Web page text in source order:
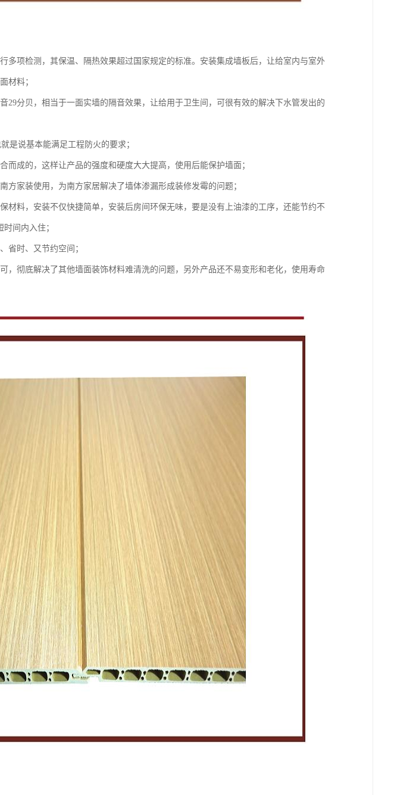
多项检测，其保温、隔热效果超过国家规定的标准。安装集成墙板后，让给室内与室外
材料；
29分贝，相当于一面实墙的隔音效果，让给用于卫生间，可很有效的解决下水管发出的
是说基本能满足工程防火的要求；
而成的，这样让产品的强度和硬度大大提高，使用后能保护墙面；
方家装使用，为南方家居解决了墙体渗漏形成装修发霉的问题；
材料，安装不仅快捷简单，安装后房间环保无味，要是没有上油漆的工序，还能节约不
间内入住；
省时、又节约空间；
，彻底解决了其他墙面装饰材料难清洗的问题，另外产品还不易变形和老化，使用寿命